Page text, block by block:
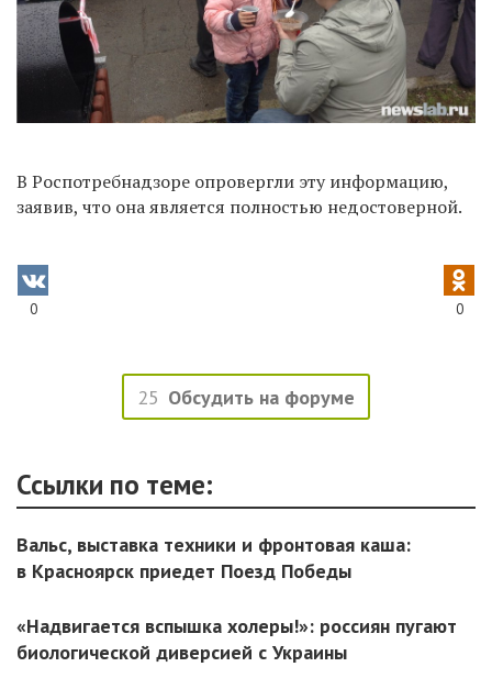
В Роспотребнадзоре опровергли эту информацию,
заявив, что она является полностью недостоверной.
0 0
25 Обсудить на форуме
Ссылки по теме:
Вальс, выставка техники и фронтовая каша:
в Красноярск приедет Поезд Победы
«Надвигается вспышка холеры!»: россиян пугают
биологической диверсией с Украины